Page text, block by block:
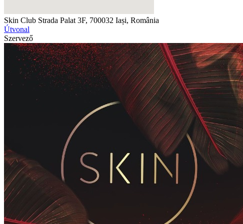
Skin Club Strada Palat 3F, 700032 Iași, România
Útvonal
Szervező